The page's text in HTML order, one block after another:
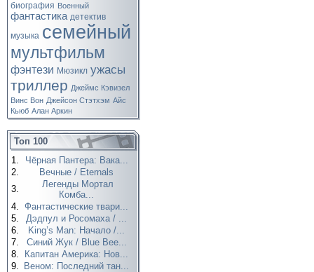
биография Военный
фантастика детектив
музыка семейный
мультфильм
фэнтези Мюзикл ужасы
триллер Джеймс Кэвизел
Винс Вон Джейсон Стэтхэм Айс
Кьюб Алан Аркин
Топ 100
1.
Чёрная Пантера: Вака...
2.
Вечные / Eternals
3.
Легенды Мортал
Комба...
4. Фантастические твари...
5.
Дэдпул и Росомаха / ...
6.
King’s Man: Начало /...
7.
Синий Жук / Blue Bee...
8.
Капитан Америка: Нов...
9.
Веном: Последний тан...